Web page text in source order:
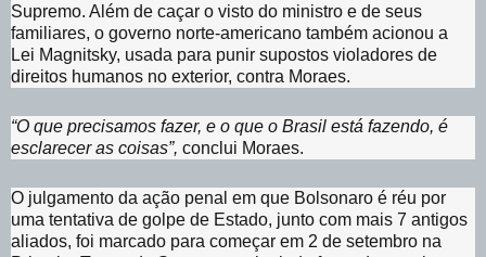
Supremo. Além de caçar o visto do ministro e de seus
familiares, o governo norte-americano também acionou a
Lei Magnitsky, usada para punir supostos violadores de
direitos humanos no exterior, contra Moraes.
“O que precisamos fazer, e o que o Brasil está fazendo, é
esclarecer as coisas”, conclui Moraes.
O julgamento da ação penal em que Bolsonaro é réu por
uma tentativa de golpe de Estado, junto com mais 7 antigos
aliados, foi marcado para começar em 2 de setembro na